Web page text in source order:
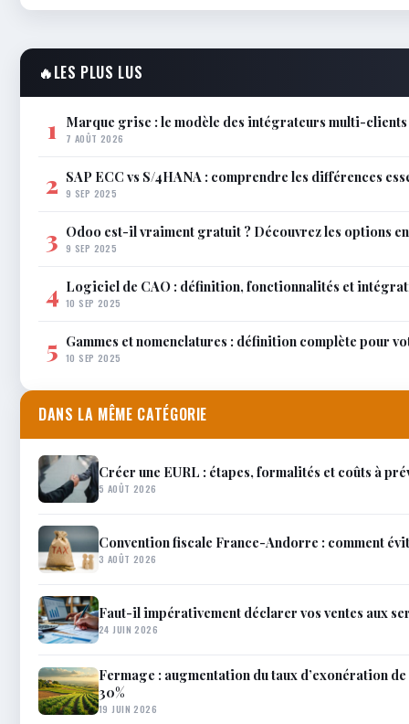
🔥LES PLUS LUS
1 Marque grise : le modèle des intégrateurs multi-clients
7 AOÛT 2026
2 SAP ECC vs S/4HANA : comprendre les différences
9 SEP 2025
3 Odoo est-il vraiment gratuit ? Découvrez les options
9 SEP 2025
4 Logiciel de CAO : définition, fonctionnalités et
10 SEP 2025
5 Gammes et nomenclatures : définition complète pour
10 SEP 2025
DANS LA MÊME CATÉGORIE
Créer une EURL : étapes, formalités et coûts à
5 AOÛT 2026
Convention fiscale France-Andorre : comment
3 AOÛT 2026
Faut-il impérativement déclarer vos ventes aux
24 JUIN 2026
Fermage : augmentation du taux d’exonération
30%
19 JUIN 2026